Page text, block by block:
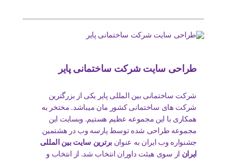
طراحی سایت شرکت ساختمانی پایر
شرکت ساختمانی بین المللی پایر یکی از بزرگترین
شرکت های ساختمانی کشور مان میباشد. مختخر به
همکاری با این مجموعه عظیم هستیم. وبسایت این
مجموعه طراحی شده توسط پارسه وب در هشتمین
جشنواره وب ایران به عنوانبرترین سایت بین المللی
ایران از سوی هیئت داوران انتخاب شد. از انتخاب و